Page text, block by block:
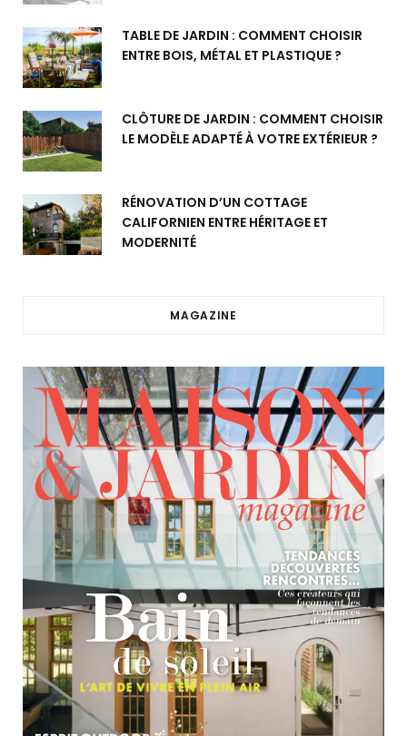
TABLE DE JARDIN : COMMENT CHOISIR
ENTRE BOIS, MÉTAL ET PLASTIQUE ?
CLÔTURE DE JARDIN : COMMENT CHOISIR
LE MODÈLE ADAPTÉ À VOTRE EXTÉRIEUR ?
RÉNOVATION D’UN COTTAGE
CALIFORNIEN ENTRE HÉRITAGE ET
MODERNITÉ
MAGAZINE